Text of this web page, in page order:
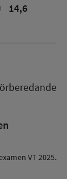
14,6
VT 2025.